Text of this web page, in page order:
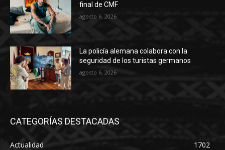
final de CMF
agosto 6, 2026
La policía alemana colabora con la
seguridad de los turistas germanos
agosto 6, 2026
CATEGORÍAS DESTACADAS
Actualidad
1702